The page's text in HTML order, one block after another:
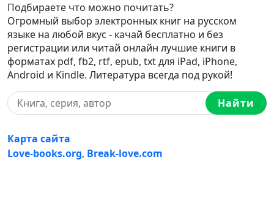
Подбираете что можно почитать?
Огромный выбор электронных книг на русском
языке на любой вкус - качай бесплатно и без
регистрации или читай онлайн лучшие книги в
форматах pdf, fb2, rtf, epub, txt для iPad, iPhone,
Android и Kindle. Литература всегда под рукой!
Найти
Карта сайта
Love-books.org, Break-love.com